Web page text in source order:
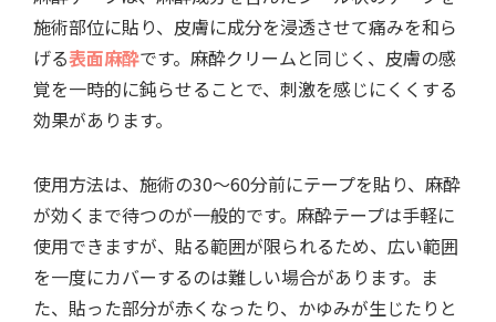
施術部位に貼り、皮膚に成分を浸透させて痛みを和ら
げる表面麻酔です。麻酔クリームと同じく、皮膚の感
覚を一時的に鈍らせることで、刺激を感じにくくする
効果があります。
使用方法は、施術の30～60分前にテープを貼り、麻酔
が効くまで待つのが一般的です。麻酔テープは手軽に
使用できますが、貼る範囲が限られるため、広い範囲
を一度にカバーするのは難しい場合があります。ま
た、貼った部分が赤くなったり、かゆみが生じたりと